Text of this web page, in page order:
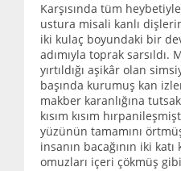
Karşısında tüm
ustura misali kanlı
iki kulaç boyundaki bir
adımıyla toprak
yırtıldığı aşikâr olan
başında kurumuş kan
makber karanlığına
kısım kısım
yüzünün tamamını
insanın bacağının iki katı
omuzları içeri çökmüş